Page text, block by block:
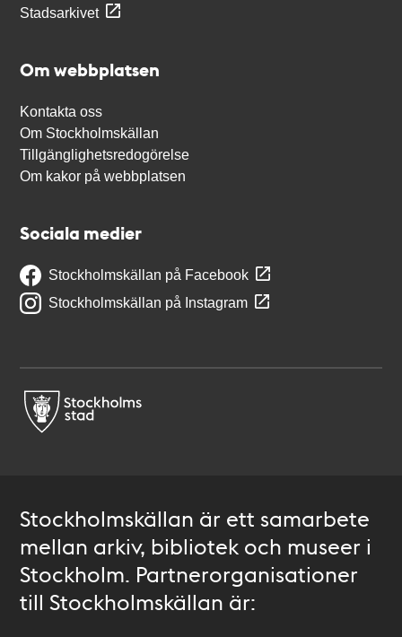
Stadsarkivet
Om webbplatsen
Kontakta oss
Om Stockholmskällan
Tillgänglighetsredogörelse
Om kakor på webbplatsen
Sociala medier
Stockholmskällan på Facebook
Stockholmskällan på Instagram
Stockholmskällan är ett samarbete
mellan arkiv, bibliotek och museer i
Stockholm. Partnerorganisationer
till Stockholmskällan är: